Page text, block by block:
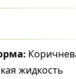
жидкость